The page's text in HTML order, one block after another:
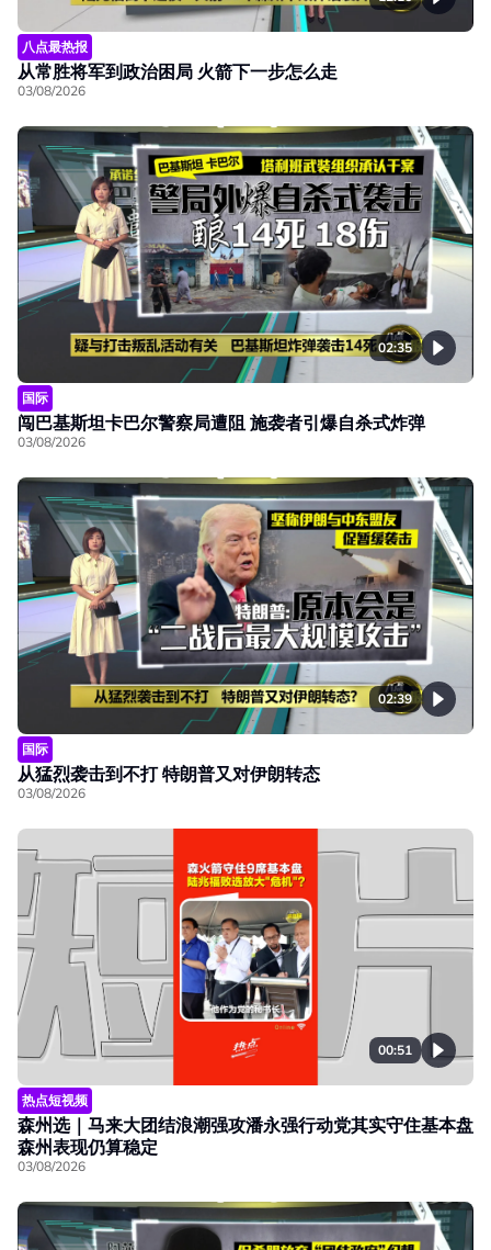
八点最热报
从常胜将军到政治困局 火箭下一步怎么走
03/08/2026
02:35
国际
闯巴基斯坦卡巴尔警察局遭阻 施袭者引爆自杀式炸弹
03/08/2026
02:39
国际
从猛烈袭击到不打 特朗普又对伊朗转态
03/08/2026
00:51
热点短视频
森州选｜马来大团结浪潮强攻潘永强行动党其实守住基本盘
森州表现仍算稳定
03/08/2026